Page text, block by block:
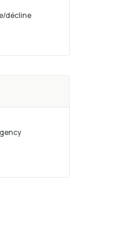
décline